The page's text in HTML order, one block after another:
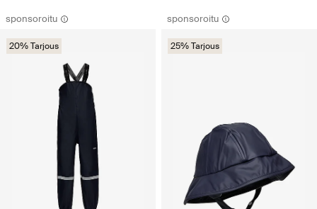
sponsoroitu
20% Tarjous
sponsoroitu
25% Tarjous